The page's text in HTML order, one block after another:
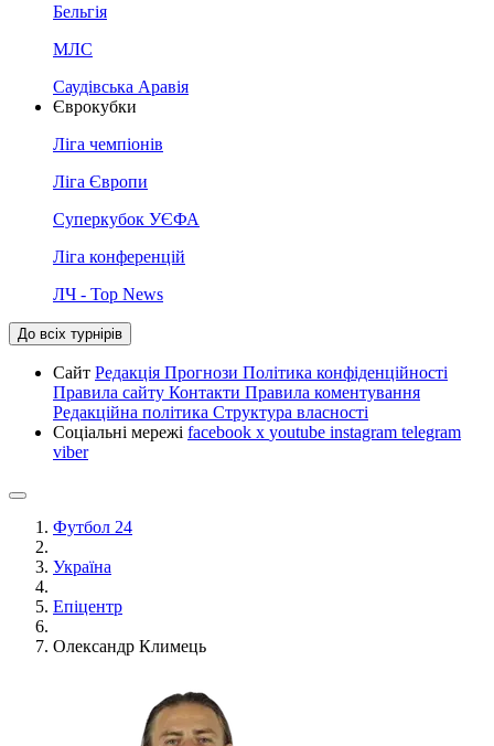
Бельгія
МЛС
Саудівська Аравія
Єврокубки
Ліга чемпіонів
Ліга Європи
Суперкубок УЄФА
Ліга конференцій
ЛЧ - Top News
До всіх турнірів
Сайт Редакція Прогнози Політика конфіденційності
Правила сайту Контакти Правила коментування
Редакційна політика Структура власності
Соціальні мережі facebook x youtube instagram telegram
viber
Футбол 24
Україна
Епіцентр
Олександр Климець